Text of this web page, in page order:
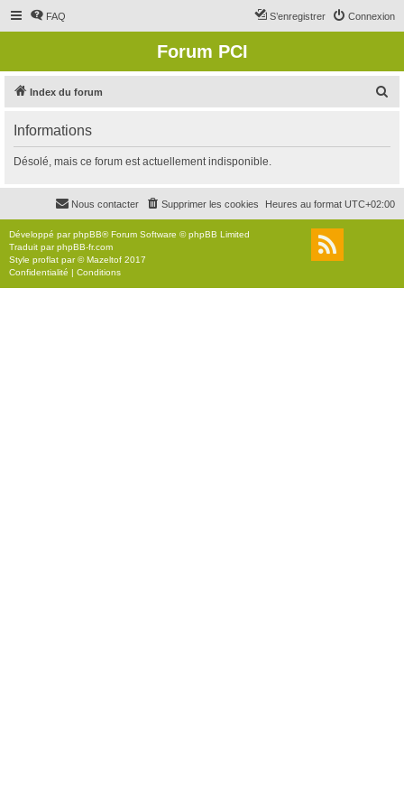
FAQ Connexion
S’enregistrer
Forum PCI
Index du forum
r
c
r
Informations
Désolé, mais ce forum est actuellement indisponible.
Heures au format UTC+02:00
Supprimer les cookies
Nous contacter
Développé parphpBB® Forum Software © phpBB Limited
Traduit parphpBB-fr.com
Style proflat par ©Mazeltof 2017
Confidentialité | Conditions